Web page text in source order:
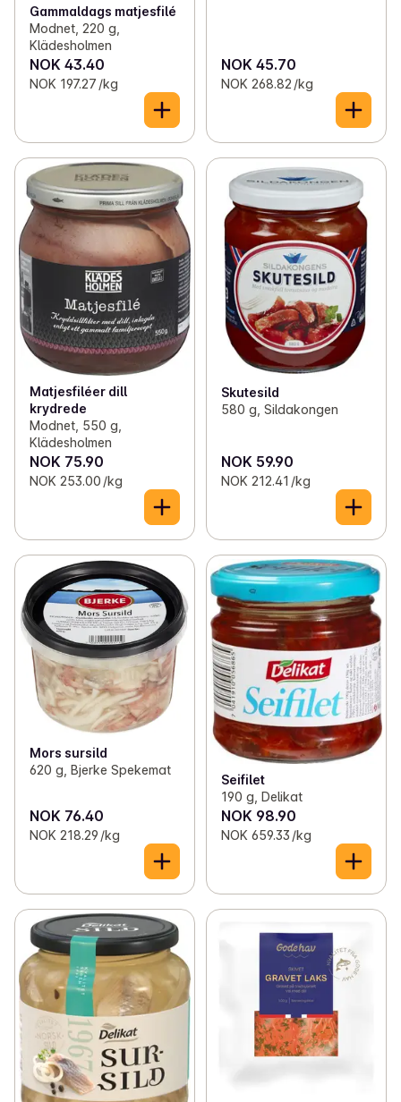
Gammaldags matjesfilé
Modnet, 220 g,
Klädesholmen
NOK 43.40
NOK 197.27 /kg
NOK 45.70
NOK 268.82 /kg
Matjesfiléer dill
krydrede
Modnet, 550 g,
Klädesholmen
NOK 75.90
NOK 253.00 /kg
Skutesild
580 g, Sildakongen
NOK 59.90
NOK 212.41 /kg
Mors sursild
620 g, Bjerke Spekemat
NOK 76.40
NOK 218.29 /kg
Seifilet
190 g, Delikat
NOK 98.90
NOK 659.33 /kg